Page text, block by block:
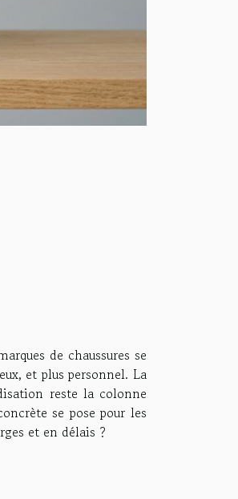
de chaussures se
et plus personnel. La
reste la colonne
se pose pour les
et en délais ?